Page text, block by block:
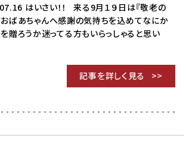
はいさい！！ 来る9月１９日は『敬老の
おばあちゃんへ感謝の気持ちを込めてなにか
贈ろうか迷ってる方もいらっしゃると思い
記事を詳しく見る